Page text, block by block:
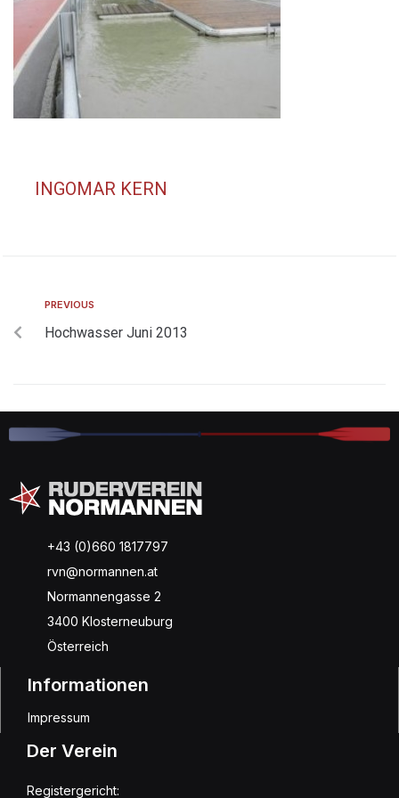
INGOMAR KERN
PREVIOUS
Hochwasser Juni 2013
+43 (0)660 1817797
rvn@normannen.at
Normannengasse 2
3400 Klosterneuburg
Österreich
Informationen
Impressum
Der Verein
Registergericht: